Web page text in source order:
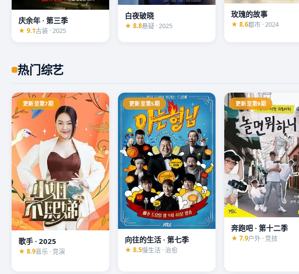
庆余年 · 第三季
★ 9.1古装 · 2025
白夜破晓
★ 8.8悬疑 · 2025
玫瑰的故事
★ 8.6都市 · 2024
热门综艺
更新至第7期
歌手 · 2025
★ 8.9音乐 · 竞演
更新至第5期
向往的生活 · 第七季
★ 8.5慢生活 · 治愈
更新至第9期
奔跑吧 · 第十二季
★ 7.9户外 · 竞技